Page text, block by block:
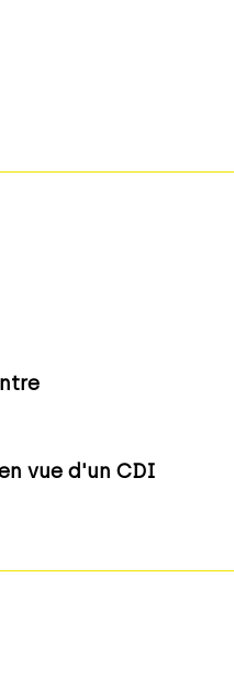
vue d'un CDI